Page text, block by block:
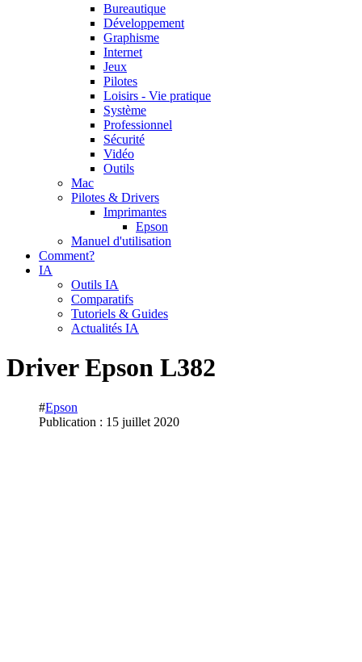
Bureautique
Développement
Graphisme
Internet
Jeux
Pilotes
Loisirs - Vie pratique
Système
Professionnel
Sécurité
Vidéo
Outils
Mac
Pilotes & Drivers
Imprimantes
Epson
Manuel d'utilisation
Comment?
IA
Outils IA
Comparatifs
Tutoriels & Guides
Actualités IA
Driver Epson L382
#Epson
Publication : 15 juillet 2020